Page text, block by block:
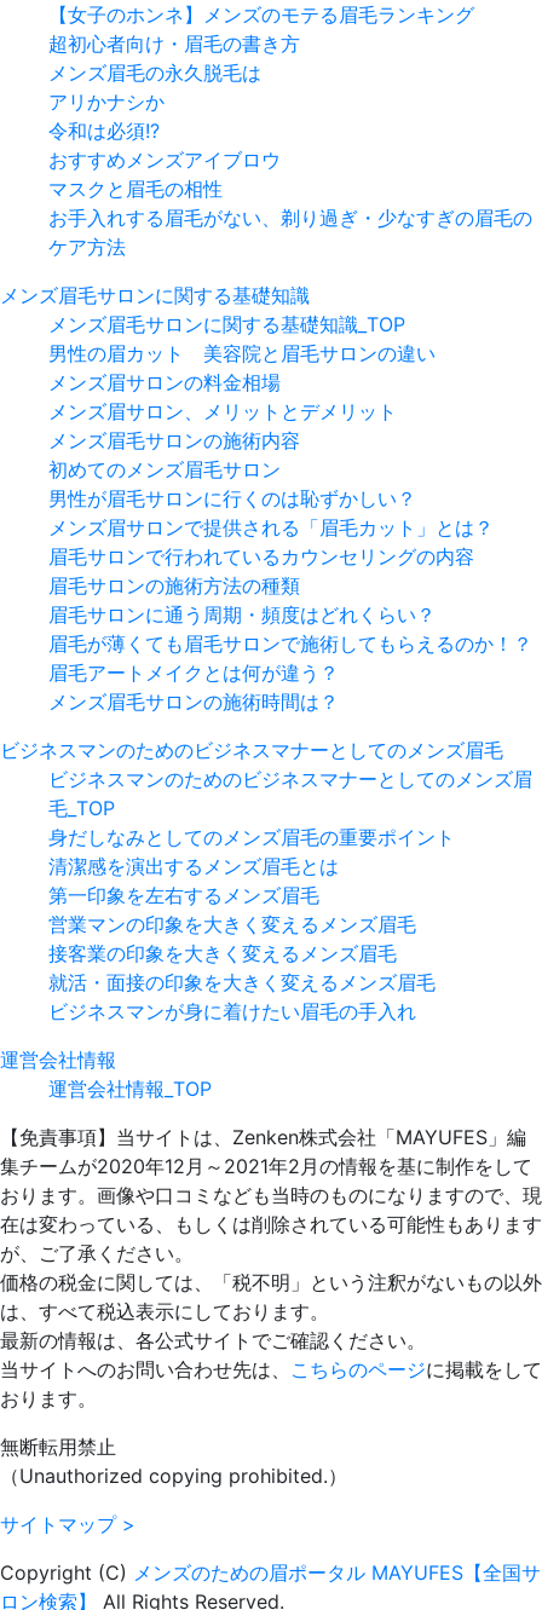
【女子のホンネ】メンズのモテる眉毛ランキング
超初心者向け・眉毛の書き方
メンズ眉毛の永久脱毛は
アリかナシか
令和は必須!?
おすすめメンズアイブロウ
マスクと眉毛の相性
お手入れする眉毛がない、剃り過ぎ・少なすぎの眉毛の
ケア方法
メンズ眉毛サロンに関する基礎知識
メンズ眉毛サロンに関する基礎知識_TOP
男性の眉カット 美容院と眉毛サロンの違い
メンズ眉サロンの料金相場
メンズ眉サロン、メリットとデメリット
メンズ眉毛サロンの施術内容
初めてのメンズ眉毛サロン
男性が眉毛サロンに行くのは恥ずかしい？
メンズ眉サロンで提供される「眉毛カット」とは？
眉毛サロンで行われているカウンセリングの内容
眉毛サロンの施術方法の種類
眉毛サロンに通う周期・頻度はどれくらい？
眉毛が薄くても眉毛サロンで施術してもらえるのか！？
眉毛アートメイクとは何が違う？
メンズ眉毛サロンの施術時間は？
ビジネスマンのためのビジネスマナーとしてのメンズ眉毛
ビジネスマンのためのビジネスマナーとしてのメンズ眉
毛_TOP
身だしなみとしてのメンズ眉毛の重要ポイント
清潔感を演出するメンズ眉毛とは
第一印象を左右するメンズ眉毛
営業マンの印象を大きく変えるメンズ眉毛
接客業の印象を大きく変えるメンズ眉毛
就活・面接の印象を大きく変えるメンズ眉毛
ビジネスマンが身に着けたい眉毛の手入れ
運営会社情報
運営会社情報_TOP
【免責事項】 当サイトは、Zenken株式会社「MAYUFES」編
集チームが2020年12月～2021年2月の情報を基に制作をして
おります。画像や口コミなども当時のものになりますので、現
在は変わっている、もしくは削除されている可能性もあります
が、ご了承ください。
価格の税金に関しては、「税不明」という注釈がないもの以外
は、すべて税込表示にしております。
最新の情報は、各公式サイトでご確認ください。
当サイトへのお問い合わせ先は、 こちらのページに掲載をして
おります。
無断転用禁止
（Unauthorized copying prohibited.）
サイトマップ >
Copyright (C) メンズのための眉ポータル MAYUFES【全国サ
ロン検索】
All Rights Reserved.